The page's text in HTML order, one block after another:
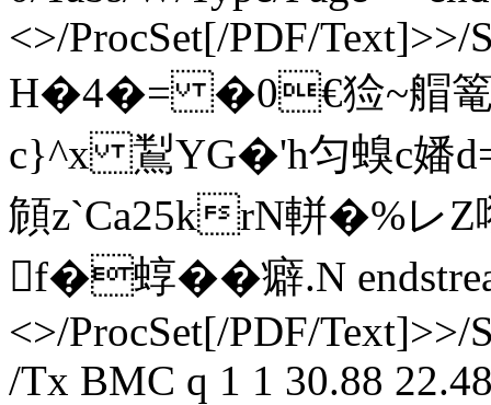
<>/ProcSet[/PDF/Text]>>/
H�4�= �0€猃~艒篭
c}^x 鵥YG�'h匀螑c嬏
頠z`Ca25krN軿�%レZ
f�蜳�� 癖.N
<>/ProcSet[/PDF/Text]>>/
/Tx BMC q 1 1 30.88